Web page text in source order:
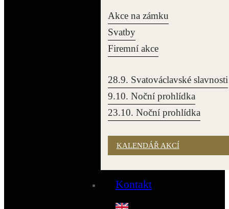
Akce na zámku
Svatby
Firemní akce
28.9. Svatováclavské slavnosti
9.10. Noční prohlídka
23.10. Noční prohlídka
KALENDÁŘ AKCÍ
Kontakt